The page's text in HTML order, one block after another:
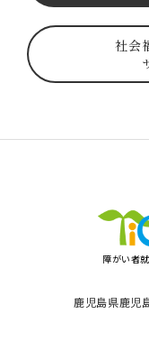
社会
障がい者
⿅児島県⿅児